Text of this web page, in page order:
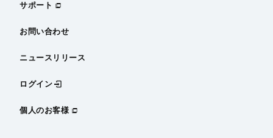
サポート
お問い合わせ
ニュースリリース
ログイン
個人のお客様